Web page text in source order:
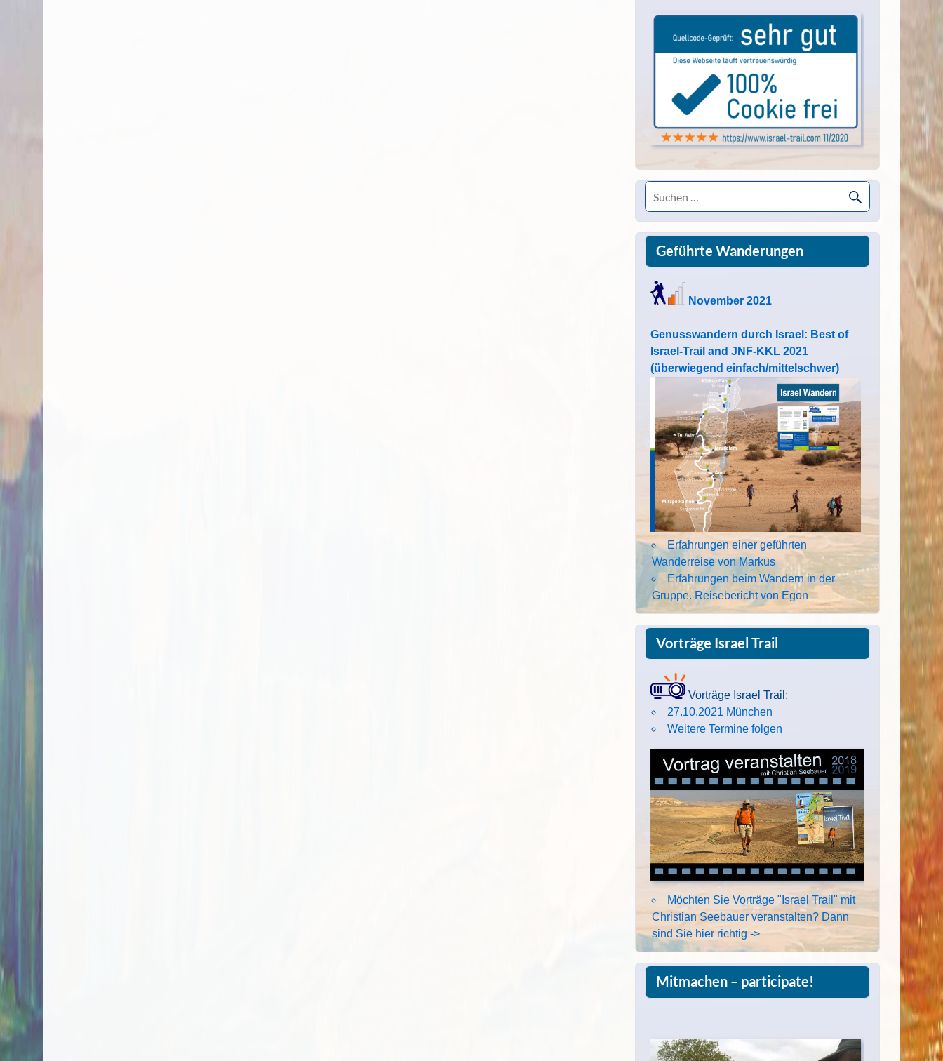
Geführte Wanderungen
November 2021
Genusswandern durch Israel: Best of
Israel-Trail and JNF-KKL 2021
(überwiegend einfach/mittelschwer)
Erfahrungen einer geführten
Wanderreise von Markus
Erfahrungen beim Wandern in der
Gruppe. Reisebericht von Egon
Vorträge Israel Trail
Vorträge Israel Trail:
27.10.2021 München
Weitere Termine folgen
Möchten Sie Vorträge "Israel Trail" mit
Christian Seebauer veranstalten? Dann
sind Sie hier richtig ->
Mitmachen – participate!